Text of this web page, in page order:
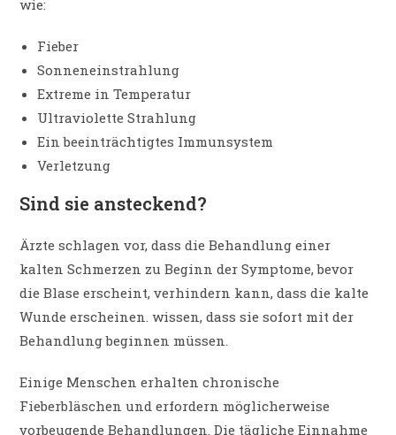
wie:
Fieber
Sonneneinstrahlung
Extreme in Temperatur
Ultraviolette Strahlung
Ein beeinträchtigtes Immunsystem
Verletzung
Sind sie ansteckend?
Ärzte schlagen vor, dass die Behandlung einer
kalten Schmerzen zu Beginn der Symptome, bevor
die Blase erscheint, verhindern kann, dass die kalte
Wunde erscheinen. wissen, dass sie sofort mit der
Behandlung beginnen müssen.
Einige Menschen erhalten chronische
Fieberbläschen und erfordern möglicherweise
vorbeugende Behandlungen. Die tägliche Einnahme